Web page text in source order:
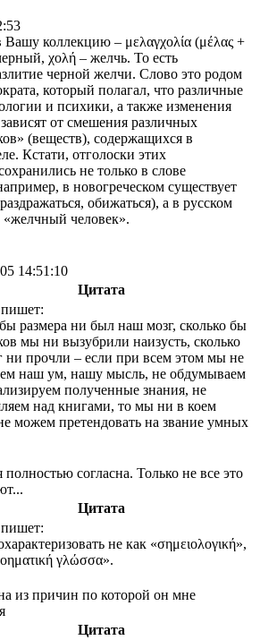
коллекцию – μελαγχολία (μέλας +
χολή – желчь. То есть
черной желчи. Слово это родом
который полагал, что различные
и психики, а также изменения
от смешения различных
(веществ), содержащихся в
Кстати, отголоски этих
не только в слове
в новогреческом существует
обижаться), а в русском
«желчный человек».
14:51:10
Цитата
размера ни был наш мозг, сколько бы
мы ни вызубрили наизусть, сколько
ни прочли – если при всем этом мы не
наш ум, нашу мысль, не обдумываем
полученные знания, не
над книгами, то мы ни в коем
можем претендовать на звание умных
согласна. Только не все это
Цитата
не как «σημειολογική»,
γλώσσα».
из причин по которой он мне
Цитата